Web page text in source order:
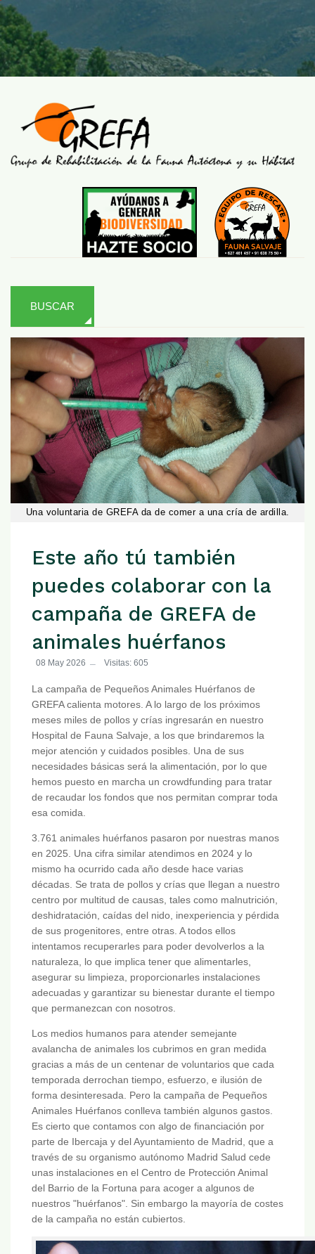
BUSCAR
Una voluntaria de GREFA da de comer a una cría de ardilla.
Este año tú también
puedes colaborar con la
campaña de GREFA de
animales huérfanos
08 May 2026 Visitas: 605
La campaña de Pequeños Animales Huérfanos de
GREFA calienta motores. A lo largo de los próximos
meses miles de pollos y crías ingresarán en nuestro
Hospital de Fauna Salvaje, a los que brindaremos la
mejor atención y cuidados posibles. Una de sus
necesidades básicas será la alimentación, por lo que
hemos puesto en marcha un crowdfunding para tratar
de recaudar los fondos que nos permitan comprar toda
esa comida.
3.761 animales huérfanos pasaron por nuestras manos
en 2025. Una cifra similar atendimos en 2024 y lo
mismo ha ocurrido cada año desde hace varias
décadas. Se trata de pollos y crías que llegan a nuestro
centro por multitud de causas, tales como malnutrición,
deshidratación, caídas del nido, inexperiencia y pérdida
de sus progenitores, entre otras. A todos ellos
intentamos recuperarles para poder devolverlos a la
naturaleza, lo que implica tener que alimentarles,
asegurar su limpieza, proporcionarles instalaciones
adecuadas y garantizar su bienestar durante el tiempo
que permanezcan con nosotros.
Los medios humanos para atender semejante
avalancha de animales los cubrimos en gran medida
gracias a más de un centenar de voluntarios que cada
temporada derrochan tiempo, esfuerzo, e ilusión de
forma desinteresada. Pero la campaña de Pequeños
Animales Huérfanos conlleva también algunos gastos.
Es cierto que contamos con algo de financiación por
parte de Ibercaja y del Ayuntamiento de Madrid, que a
través de su organismo autónomo Madrid Salud cede
unas instalaciones en el Centro de Protección Animal
del Barrio de la Fortuna para acoger a algunos de
nuestros "huérfanos". Sin embargo la mayoría de costes
de la campaña no están cubiertos.